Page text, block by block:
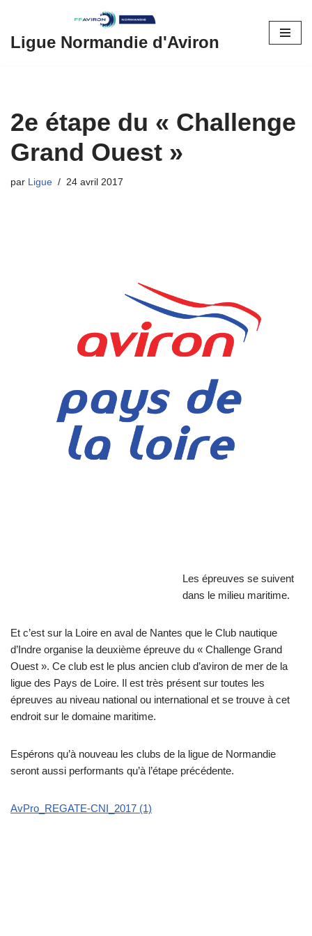
Aller
Ligue Normandie d'Aviron
2e étape du « Challenge
Grand Ouest »
par Ligue 24 avril 2017
Les épreuves se suivent
dans le milieu maritime.
Et c’est sur la Loire en aval de Nantes que le Club nautique
d’Indre organise la deuxième épreuve du « Challenge Grand
Ouest ». Ce club est le plus ancien club d’aviron de mer de la
ligue des Pays de Loire. Il est très présent sur toutes les
épreuves au niveau national ou international et se trouve à cet
endroit sur le domaine maritime.
Espérons qu’à nouveau les clubs de la ligue de Normandie
seront aussi performants qu’à l’étape précédente.
AvPro_REGATE-CNI_2017 (1)